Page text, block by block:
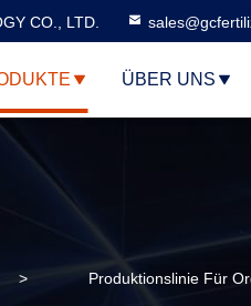
CO., LTD.
ÜBER UNS
>
Produktionslinie Für